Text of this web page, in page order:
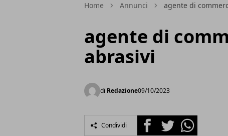
Home Annunci agente di
agente di
abrasivi
di Redazione09/10/2023
Condividi FacebookTwitterWhatsapp